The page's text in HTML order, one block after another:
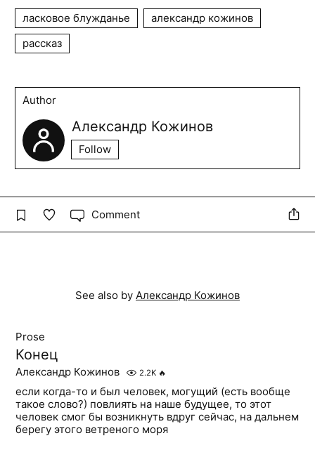
ласковое блужданье
александр кожинов
рассказ
Author
Александр Кожинов
Follow
Comment
See also by Александр Кожинов
Prose
Конец
Александр Кожинов 2.2K 🔥
если когда-то и был человек, могущий (есть вообще
такое слово?) повлиять на наше будущее, то этот
человек смог бы возникнуть вдруг сейчас, на дальнем
берегу этого ветреного моря